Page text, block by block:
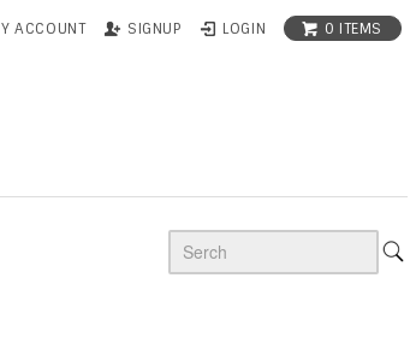
ACCOUNT SIGNUP LOGIN 0 ITEMS